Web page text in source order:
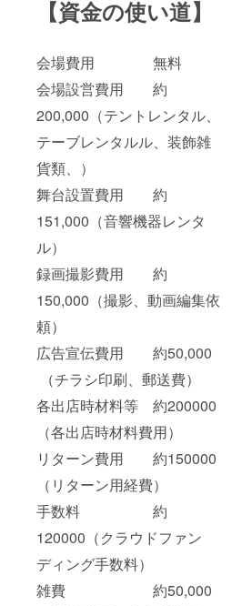
【資金の使い道】
会場費用 無料
会場設営費用 約
200,000（テントレンタル、
テーブレンタルル、装飾雑
貨類、）
舞台設置費用 約
151,000（音響機器レンタ
ル）
録画撮影費用 約
150,000（撮影、動画編集依
頼）
広告宣伝費用 約50,000
（チラシ印刷、郵送費）
各出店時材料等 約200000
（各出店時材料費用）
リターン費用 約150000
（リターン用経費）
手数料 約
120000（クラウドファン
ディング手数料）
雑費 約50,000